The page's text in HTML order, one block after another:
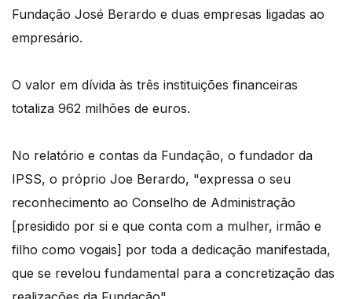
Fundação José Berardo e duas empresas ligadas ao
empresário.
O valor em dívida às três instituições financeiras
totaliza 962 milhões de euros.
No relatório e contas da Fundação, o fundador da
IPSS, o próprio Joe Berardo, "expressa o seu
reconhecimento ao Conselho de Administração
[presidido por si e que conta com a mulher, irmão e
filho como vogais] por toda a dedicação manifestada,
que se revelou fundamental para a concretização das